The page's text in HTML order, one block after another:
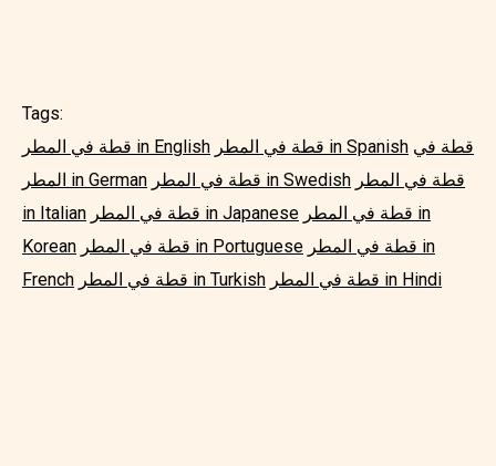
Tags:
قطة في المطر in English
قطة في المطر in Spanish قطة في
المطر in German
قطة في المطر in Swedish قطة في المطر
in Italian
قطة في المطر in Japanese قطة في المطر in
Korean
قطة في المطر in Portuguese قطة في المطر in
French
قطة في المطر in Turkish قطة في المطر in Hindi